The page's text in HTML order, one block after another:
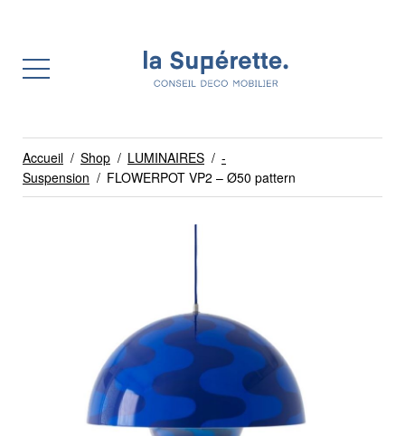
Accueil / Shop / LUMINAIRES / -
Suspension / FLOWERPOT VP2 – Ø50 pattern